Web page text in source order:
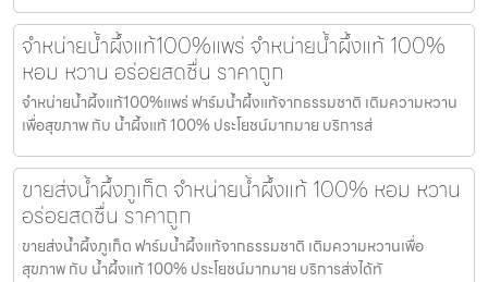
จำหน่ายน้ำผึ้งแท้100%แพร่ จำหน่ายน้ำผึ้งแท้ 100%
หอม หวาน อร่อยสดชื่น ราคาถูก
จำหน่ายน้ำผึ้งแท้100%แพร่ ฟาร์มน้ำผึ้งแท้จากธรรมชาติ เติมความหวาน
เพื่อสุขภาพ กับ น้ำผึ้งแท้ 100% ประโยชน์มากมาย บริการส่
ขายส่งน้ำผึ้งภูเก็ต จำหน่ายน้ำผึ้งแท้ 100% หอม หวาน
อร่อยสดชื่น ราคาถูก
ขายส่งน้ำผึ้งภูเก็ต ฟาร์มน้ำผึ้งแท้จากธรรมชาติ เติมความหวานเพื่อ
สุขภาพ กับ น้ำผึ้งแท้ 100% ประโยชน์มากมาย บริการส่งได้ทั